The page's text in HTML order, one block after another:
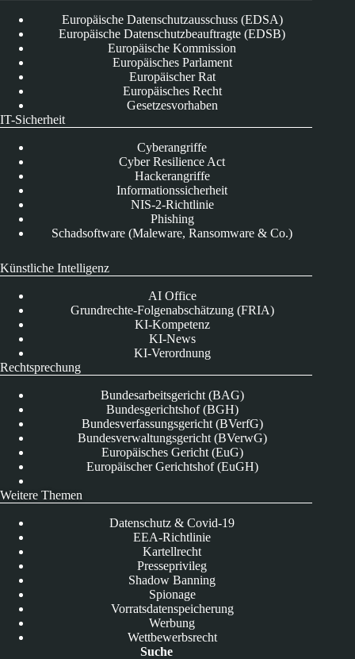
Europäische Datenschutzausschuss (EDSA)
Europäische Datenschutzbeauftragte (EDSB)
Europäische Kommission
Europäisches Parlament
Europäischer Rat
Europäisches Recht
Gesetzesvorhaben
IT-Sicherheit
Cyberangriffe
Cyber Resilience Act
Hackerangriffe
Informationssicherheit
NIS-2-Richtlinie
Phishing
Schadsoftware (Maleware, Ransomware & Co.)
Künstliche Intelligenz
AI Office
Grundrechte-Folgenabschätzung (FRIA)
KI-Kompetenz
KI-News
KI-Verordnung
Rechtsprechung
Bundesarbeitsgericht (BAG)
Bundesgerichtshof (BGH)
Bundesverfassungsgericht (BVerfG)
Bundesverwaltungsgericht (BVerwG)
Europäisches Gericht (EuG)
Europäischer Gerichtshof (EuGH)
Weitere Themen
Datenschutz & Covid-19
EEA-Richtlinie
Kartellrecht
Presseprivileg
Shadow Banning
Spionage
Vorratsdatenspeicherung
Werbung
Wettbewerbsrecht
Suche